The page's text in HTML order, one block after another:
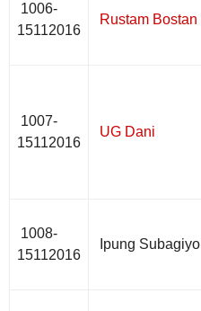
1006-
15112016
Rustam Bostan
1007-
15112016
UG Dani
1008-
15112016
Ipung Subagiyo